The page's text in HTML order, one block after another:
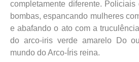
completamente diferente.
bombas, espancando mulheres
e abafando o ato com a
do arco-iris verde amarelo Do
mundo do Arco-Íris reina.